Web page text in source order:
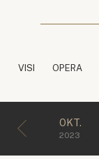
VISI OPERA
OKT.
2023